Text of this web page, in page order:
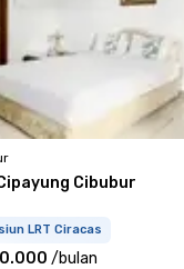
Cibubur
LRT Ciracas
/bulan